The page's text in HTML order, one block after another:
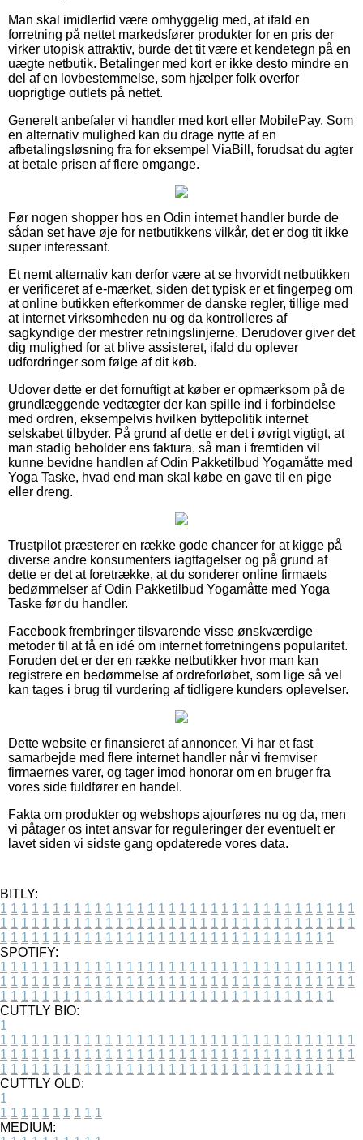
Man skal imidlertid være omhyggelig med, at ifald en
forretning på nettet markedsfører produkter for en pris der
virker utopisk attraktiv, burde det tit være et kendetegn på en
uægte netbutik. Betalinger med kort er ikke desto mindre en
del af en lovbestemmelse, som hjælper folk overfor
uoprigtige outlets på nettet.
Generelt anbefaler vi handler med kort eller MobilePay. Som
en alternativ mulighed kan du drage nytte af en
afbetalingsløsning fra for eksempel ViaBill, forudsat du agter
at betale prisen af flere omgange.
Før nogen shopper hos en Odin internet handler burde de
sådan set have øje for netbutikkens vilkår, det er dog tit ikke
super interessant.
Et nemt alternativ kan derfor være at se hvorvidt netbutikken
er verificeret af e-mærket, siden det typisk er et fingerpeg om
at online butikken efterkommer de danske regler, tillige med
at internet virksomheden nu og da kontrolleres af
sagkyndige der mestrer retningslinjerne. Derudover giver det
dig mulighed for at blive assisteret, ifald du oplever
udfordringer som følge af dit køb.
Udover dette er det fornuftigt at køber er opmærksom på de
grundlæggende vedtægter der kan spille ind i forbindelse
med ordren, eksempelvis hvilken byttepolitik internet
selskabet tilbyder. På grund af dette er det i øvrigt vigtigt, at
man stadig beholder ens faktura, så man i fremtiden vil
kunne bevidne handlen af Odin Pakketilbud Yogamåtte med
Yoga Taske, hvad end man skal købe en gave til en pige
eller dreng.
Trustpilot præsterer en række gode chancer for at kigge på
diverse andre konsumenters iagttagelser og på grund af
dette er det at foretrække, at du sonderer online firmaets
bedømmelser af Odin Pakketilbud Yogamåtte med Yoga
Taske før du handler.
Facebook frembringer tilsvarende visse ønskværdige
metoder til at få en idé om internet forretningens popularitet.
Foruden det er der en række netbutikker hvor man kan
registrere en bedømmelse af ordreforløbet, som lige så vel
kan tages i brug til vurdering af tidligere kunders oplevelser.
Dette website er finansieret af annoncer. Vi har et fast
samarbejde med flere internet handler når vi fremviser
firmaernes varer, og tager imod honorar om en bruger fra
vores side fuldfører en handel.
Fakta om produkter og webshops ajourføres nu og da, men
vi påtager os intet ansvar for reguleringer der eventuelt er
lavet siden vi sidste gang opdaterede vores data.
BITLY:
1 1 1 1 1 1 1 1 1 1 1 1 1 1 1 1 1 1 1 1 1 1 1 1 1 1 1 1 1 1 1 1 1 1
1 1 1 1 1 1 1 1 1 1 1 1 1 1 1 1 1 1 1 1 1 1 1 1 1 1 1 1 1 1 1 1 1 1
1 1 1 1 1 1 1 1 1 1 1 1 1 1 1 1 1 1 1 1 1 1 1 1 1 1 1 1 1 1 1 1
SPOTIFY:
1 1 1 1 1 1 1 1 1 1 1 1 1 1 1 1 1 1 1 1 1 1 1 1 1 1 1 1 1 1 1 1 1 1
1 1 1 1 1 1 1 1 1 1 1 1 1 1 1 1 1 1 1 1 1 1 1 1 1 1 1 1 1 1 1 1 1 1
1 1 1 1 1 1 1 1 1 1 1 1 1 1 1 1 1 1 1 1 1 1 1 1 1 1 1 1 1 1 1 1
CUTTLY BIO:
1
1 1 1 1 1 1 1 1 1 1 1 1 1 1 1 1 1 1 1 1 1 1 1 1 1 1 1 1 1 1 1 1 1 1
1 1 1 1 1 1 1 1 1 1 1 1 1 1 1 1 1 1 1 1 1 1 1 1 1 1 1 1 1 1 1 1 1 1
1 1 1 1 1 1 1 1 1 1 1 1 1 1 1 1 1 1 1 1 1 1 1 1 1 1 1 1 1 1 1 1
CUTTLY OLD:
1
1 1 1 1 1 1 1 1 1 1
MEDIUM: